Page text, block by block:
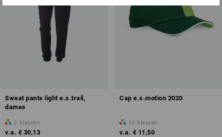
Sweat pants light e.s.trail,
dames
2 kleuren
v.a. € 30,13
Cap e.s.motion 2020
10 kleuren
v.a. € 11,50